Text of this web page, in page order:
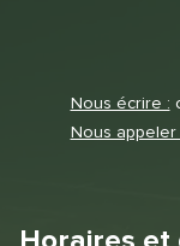
Nous écrire :
Nous appeler